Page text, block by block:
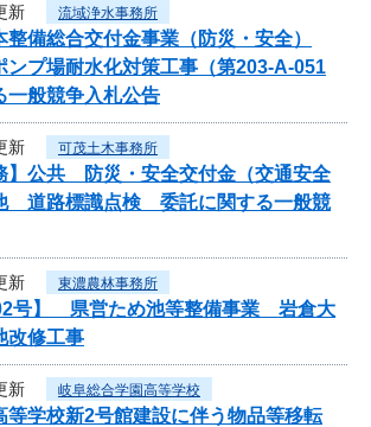
新 流域浄水事務所
備総合交付金事業（防災・安全）
ンプ場耐水化対策工事（第203-A-051
一般競争入札公告
新 可茂土木事務所
】公共 防災・安全交付金（交通安全
道路標識点検 委託に関する一般競
新 東濃農林事務所
号】 県営ため池等整備事業 岩倉大
修工事
新 岐阜総合学園高等学校
等学校新2号館建設に伴う物品等移転